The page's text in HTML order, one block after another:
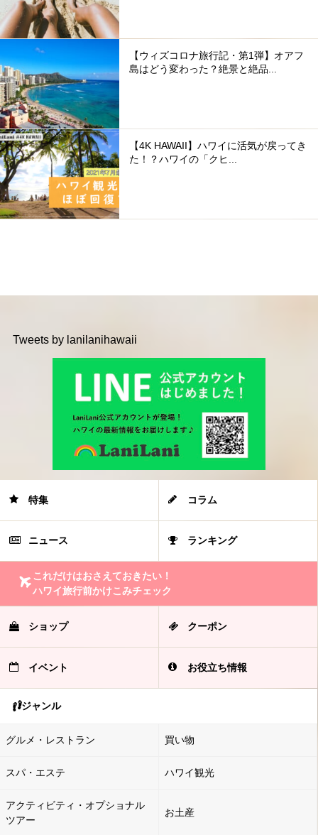
【ウィズコロナ旅行記・第1弾】オアフ
島はどう変わった？絶景と絶品...
【4K HAWAII】ハワイに活気が戻ってき
た！？ハワイの「クヒ...
Tweets by lanilanihawaii
特集 コラム
ニュース ランキング
これだけはおさえておきたい！
ハワイ旅行前かけこみチェック
ショップ クーポン
イベント お役立ち情報
ジャンル
グルメ・レストラン 買い物
スパ・エステ ハワイ観光
アクティビティ・オプショナル
ツアー
お土産